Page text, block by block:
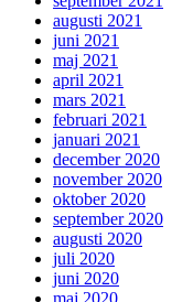
augusti 2021
juni 2021
maj 2021
april 2021
mars 2021
februari 2021
januari 2021
december 2020
november 2020
oktober 2020
september 2020
augusti 2020
juli 2020
juni 2020